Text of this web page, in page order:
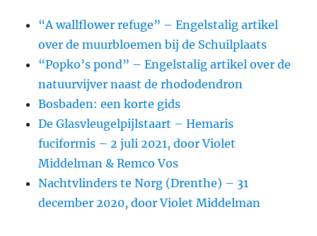
“A wallflower refuge” – Engelstalig artikel
over de muurbloemen bij de Schuilplaats
“Popko’s pond” – Engelstalig artikel over de
natuurvijver naast de rhododendron
Bosbaden: een korte gids
De Glasvleugelpijlstaart – Hemaris
fuciformis – 2 juli 2021, door Violet
Middelman & Remco Vos
Nachtvlinders te Norg (Drenthe) – 31
december 2020, door Violet Middelman